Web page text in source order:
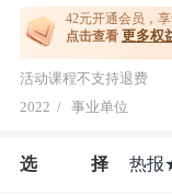
42元开通会员，
点击查看 更多权
活动课程不支持退费
2022 / 事业单位
选 择 热报